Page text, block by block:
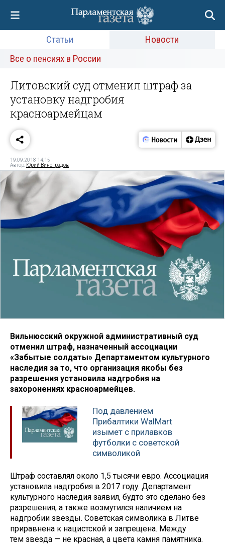
Статьи
Новости
Все о пенсиях в России
Литовский суд отменил штраф за
установку надгробия
красноармейцам
19.09.2018 14:15
Автор: Юрий Виноградов
Вильнюсский окружной административный суд
отменил штраф, назначенный ассоциации
«Забытые солдаты» Департаментом культурного
наследия за то, что организация якобы без
разрешения установила надгробия на
захоронениях красноармейцев.
Под давлением
Прибалтики WalMart
изымет с прилавков
футболки с советской
символикой
Штраф составлял около 1,5 тысячи евро. Ассоциация
установила надгробия в 2017 году. Департамент
культурного наследия заявил, будто это сделано без
разрешения, а также возмутился наличием на
надгробии звезды. Советская символика в Литве
приравнена к нацистской и запрещена. Между
тем звезда — не красная, а цвета камня памятника.